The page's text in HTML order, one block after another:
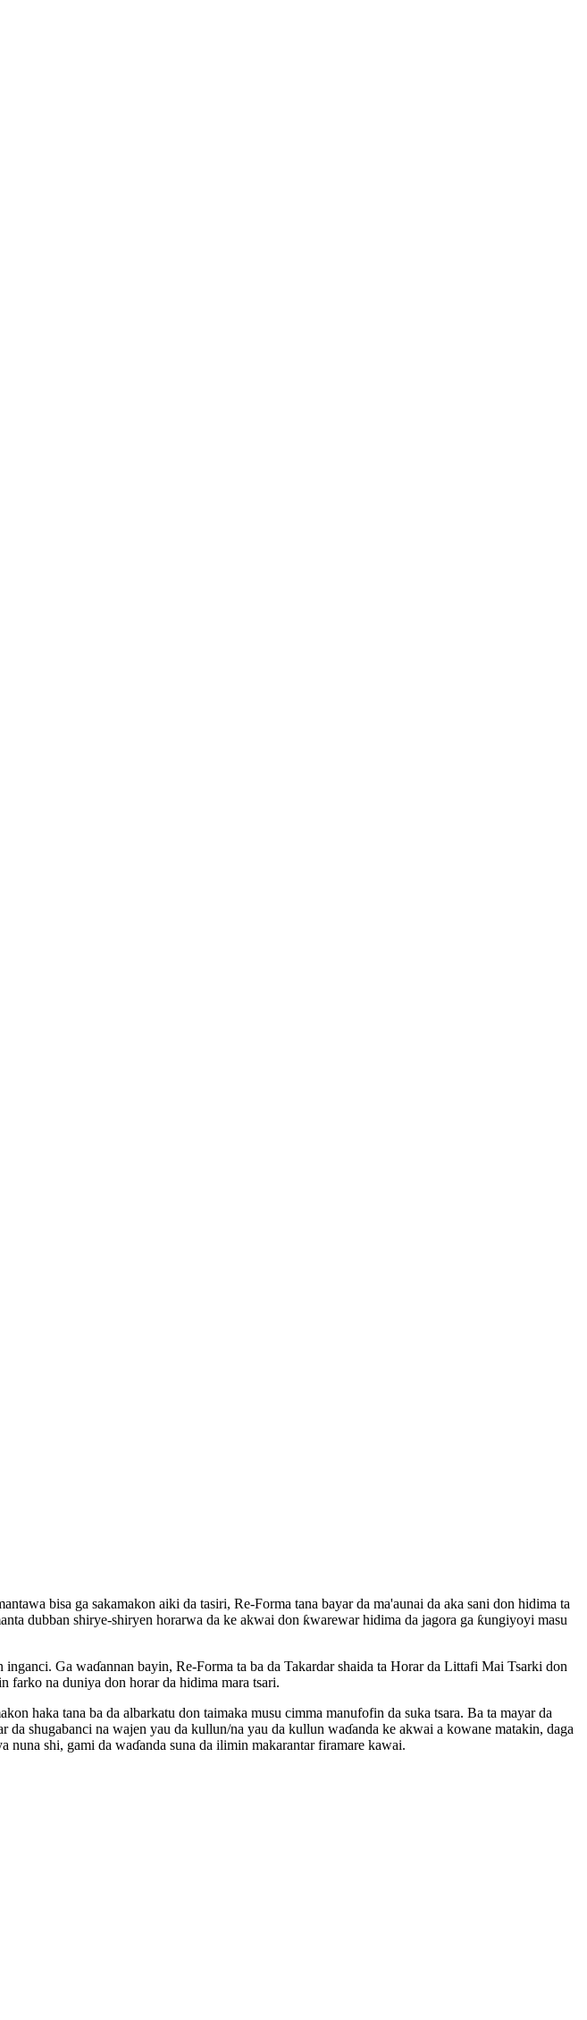
bisa ga sakamakon aiki da tasiri, Re-Forma tana bayar da ma'aunai da aka sani don hidima ta
dubban shirye-shiryen horarwa da ke akwai don ƙwarewar hidima da jagora ga ƙungiyoyi masu
Ga waɗannan bayin, Re-Forma ta ba da Takardar shaida ta Horar da Littafi Mai Tsarki don
farko na duniya don horar da hidima mara tsari.
haka tana ba da albarkatu don taimaka musu cimma manufofin da suka tsara. Ba ta mayar da
shugabanci na wajen yau da kullun/na yau da kullun waɗanda ke akwai a kowane matakin, daga
nuna shi, gami da waɗanda suna da ilimin makarantar firamare kawai.